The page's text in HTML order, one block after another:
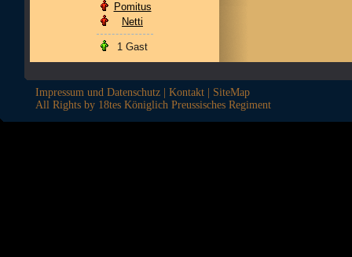
Pomitus
Netti
1 Gast
Impressum und Datenschutz Kontakt
SiteMap
All Rights by 18tes Königlich Preussisches Regiment